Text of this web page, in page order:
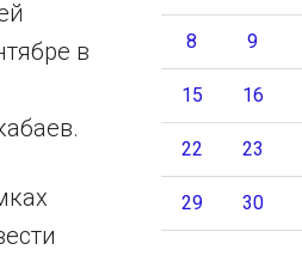
в
8 9
15 16
22 23
29 30